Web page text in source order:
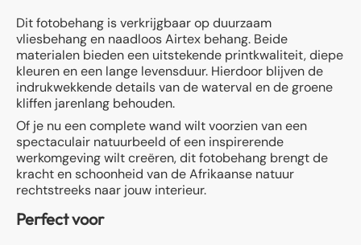
Dit fotobehang is verkrijgbaar op duurzaam
vliesbehang en naadloos Airtex behang. Beide
materialen bieden een uitstekende printkwaliteit, diepe
kleuren en een lange levensduur. Hierdoor blijven de
indrukwekkende details van de waterval en de groene
kliffen jarenlang behouden.
Of je nu een complete wand wilt voorzien van een
spectaculair natuurbeeld of een inspirerende
werkomgeving wilt creëren, dit fotobehang brengt de
kracht en schoonheid van de Afrikaanse natuur
rechtstreeks naar jouw interieur.
Perfect voor